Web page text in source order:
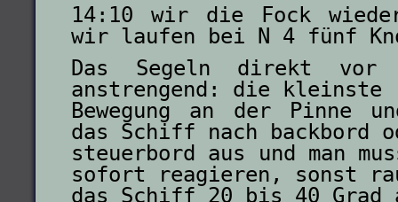
14:10 wir die Fock wieder
wir laufen bei N 4 fünf
Das Segeln direkt vor
anstrengend: die kleinste
Bewegung an der Pinne
das Schiff nach backbord
steuerbord aus und man
sofort reagieren, sonst
das Schiff 20 bis 40 Grad